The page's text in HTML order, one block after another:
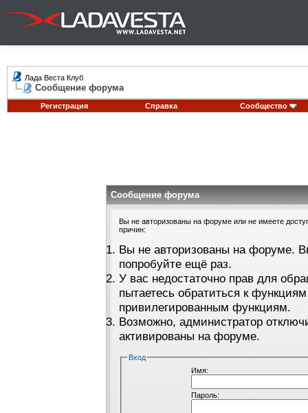
Лада Веста Клуб
Сообщение форума
Регистрация Справка Сообщество
Сообщение форума
Вы не авторизованы на форуме или не имеете
причин:
Вы не авторизованы на форуме.
попробуйте ещё раз.
У вас недостаточно прав для
пытаетесь обратиться к
привилегированным функциям.
Возможно, администратор
активированы на форуме.
Вход
Имя:
Пароль: